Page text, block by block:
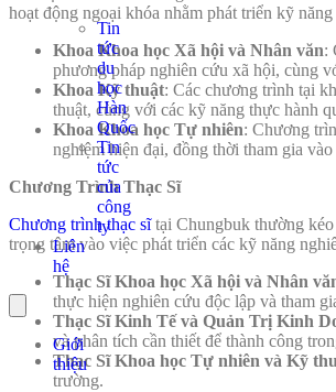
Tin
tức
du
học
Hàn
Quốc
Tin
tức
của
công
ty
Liên
hệ
Giới
thiệu
hoạt động ngoại khóa nhằm phát triển kỹ
Khoa Khoa học Xã hội và Nhân văn:
phương pháp nghiên cứu xã hội, cùng
Khoa Kỹ thuật: Các chương trình tại
thuật, cùng với các kỹ năng thực hành
Khoa Khoa học Tự nhiên: Chương
nghiệm hiện đại, đồng thời tham gia
Chương Trình Thạc Sĩ
Chương trình thạc sĩtại Chungbuk thường kéo
trọng tâm vào việc phát triển các kỹ năng
Thạc Sĩ Khoa học Xã hội và Nhân
thực hiện nghiên cứu độc lập và tham
Thạc Sĩ Kinh Tế và Quản Trị Kinh
và phân tích cần thiết để thành công
Thạc Sĩ Khoa học Tự nhiên và Kỹ
trường.